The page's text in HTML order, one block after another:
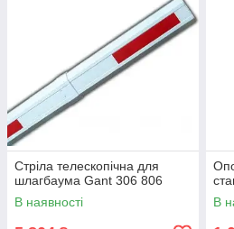
Стріла телескопічна для
шлагбаума Gant 306 806
В наявності
В